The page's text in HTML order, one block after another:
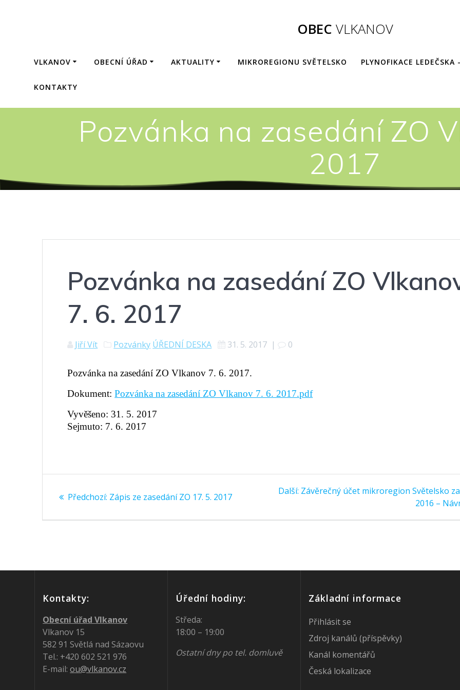
OBEC VLKANOV
VLKANOV OBECNÍ ÚŘAD AKTUALITY MIKROREGIONU SVĚTELSKO PLYNOFIKACE LEDEČSKA
KONTAKTY
Pozvánka na zasedání ZO
2017
Pozvánka na zasedání ZO
7. 6. 2017
Jiří Vít Pozvánky ÚŘEDNÍ DESKA 31. 5. 2017 | 0
Pozvánka na zasedání ZO Vlkanov 7. 6. 2017.
Dokument:Pozvánka na zasedání ZO Vlkanov 7. 6. 2017.pdf
Vyvěšeno: 31. 5. 2017
Sejmuto: 7. 6. 2017
Předchozí: Předchozí
Zápis ze zasedání ZO 17. 5. 2017
Další: Další
Závěrečný účet mikroregion Světelsko
2016 –
Kontakty:
Obecní úřad Vlkanov
Vlkanov 15
582 91 Světlá nad Sázaovu
Tel.: +420 602 521 976
E-mail:ou@vlkanov.cz
Úřední hodiny:
Středa:
18:00 – 19:00
Ostatní dny po tel. domluvě
Základní informace
Přihlásit se
Zdroj kanálů (příspěvky)
Kanál komentářů
Česká lokalizace